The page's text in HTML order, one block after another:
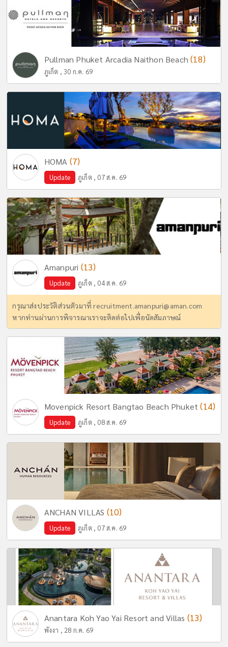
Pullman Phuket Arcadia Naithon Beach(18)
ภูเก็ต , 30 ก.ค. 69
HOMA (7)
Update ภูเก็ต , 07 ส.ค. 69
Amanpuri (13)
Update ภูเก็ต , 04 ส.ค. 69
กรุณาส่งประวัติส่วนตัวมาที่recruitment.amanpuri@aman.com
หากท่านผ่านการพิจารณาเราจะติดต่อไปเพื่อนัดสัมภาษณ์
Movenpick Resort Bangtao Beach Phuket(14)
Update ภูเก็ต , 08 ส.ค. 69
ANCHAN VILLAS (10)
Update ภูเก็ต , 07 ส.ค. 69
Anantara Koh Yao Yai Resort and Villas (13)
พังงา , 28 ก.ค. 69